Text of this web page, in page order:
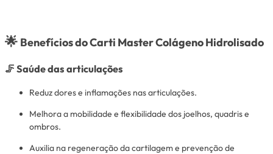
🌟 Benefícios do Carti Master Colágeno Hidrolisado
🦵 Saúde das articulações
Reduz dores e inflamações nas articulações.
Melhora a mobilidade e flexibilidade dos joelhos, quadris e
ombros.
Auxilia na regeneração da cartilagem e prevenção de